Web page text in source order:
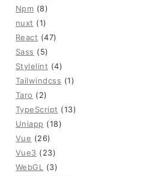
Npm (8)
nuxt (1)
React (47)
Sass (5)
Stylelint (4)
Tailwindcss (1)
Taro (2)
TypeScript (13)
Uniapp (18)
Vue (26)
Vue3 (23)
WebGL
(3)